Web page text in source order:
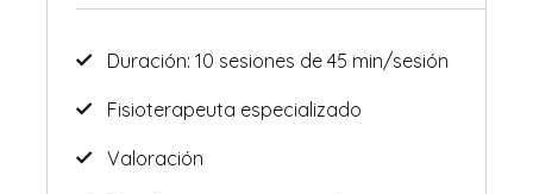
Duración: 10 sesiones de 45 min/sesión
Fisioterapeuta especializado
Valoración